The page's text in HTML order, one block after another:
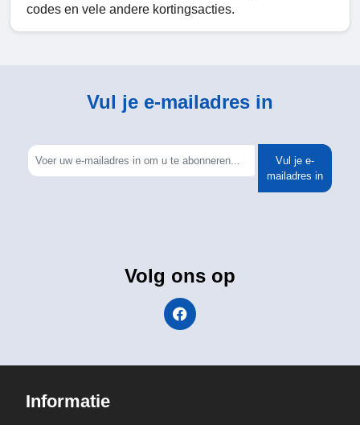
codes en vele andere kortingsacties.
Vul je e-mailadres in
Vul je e-
mailadres in
Volg ons op
Informatie